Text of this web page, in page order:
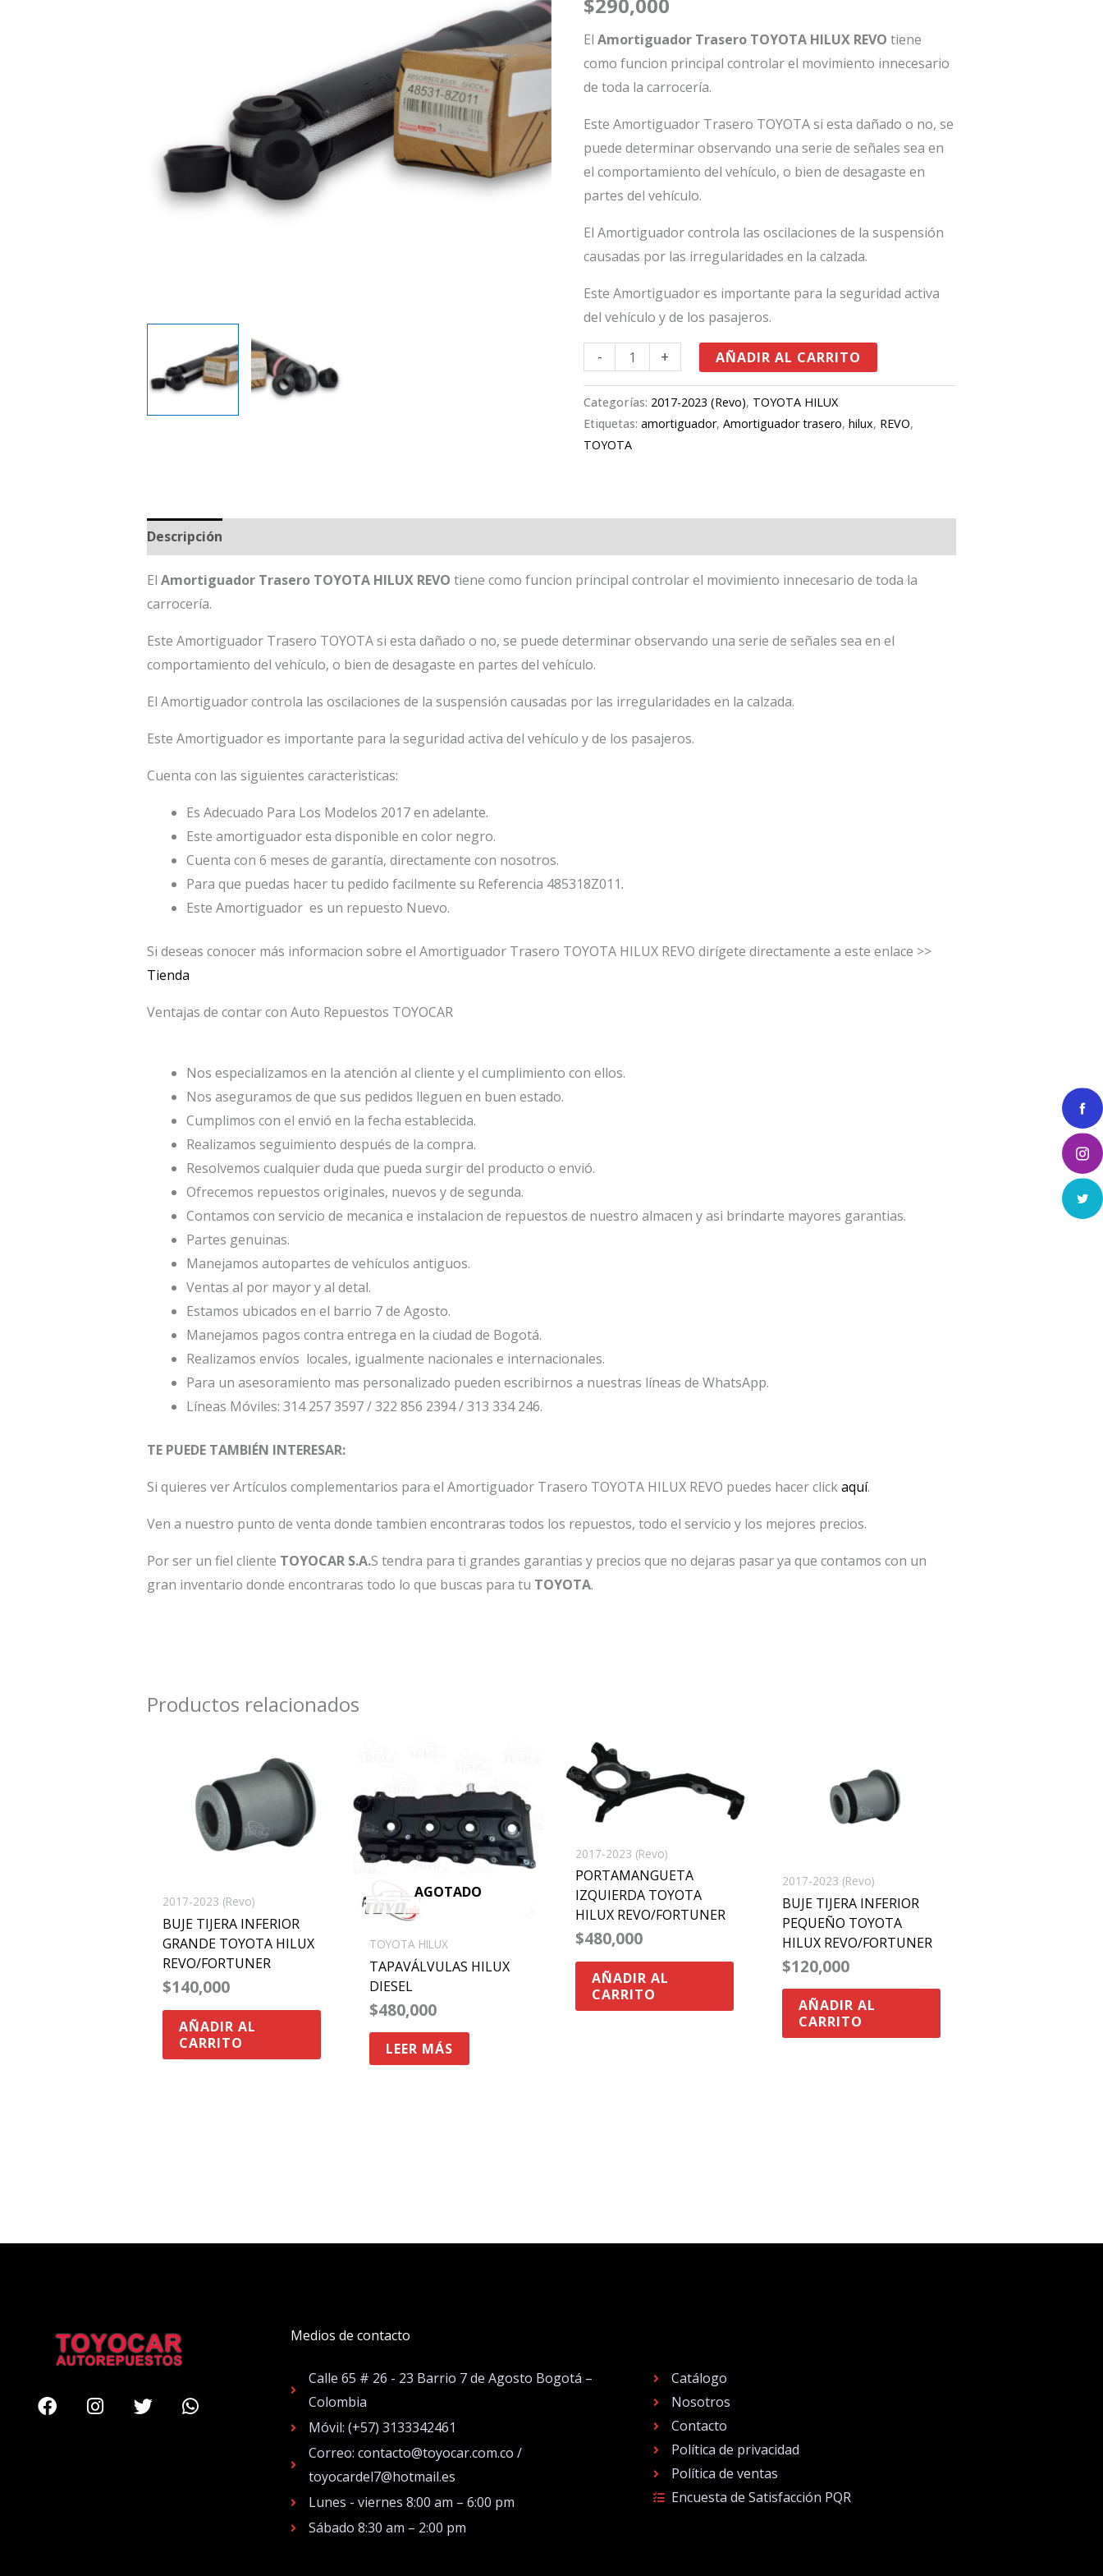
$290,000
ElAmortiguador Trasero TOYOTA HILUX REVO tiene
como funcion principal controlar el movimiento innecesario
de toda la carrocería.
Este Amortiguador Trasero TOYOTA si esta dañado o no, se
puede determinar observando una serie de señales sea en
el comportamiento del vehículo, o bien de desagaste en
partes del vehículo.
El Amortiguador controla las oscilaciones de la suspensión
causadas por las irregularidades en la calzada.
Este Amortiguador es importante para la seguridad activa
del vehículo y de los pasajeros.
-
Revo
cantidad
+ AÑADIR AL CARRITO
Categorías: 2017-2023 (Revo), TOYOTA HILUX
Etiquetas:amortiguador,Amortiguador trasero,hilux, REVO,
TOYOTA
Descripción
El Amortiguador Trasero TOYOTA HILUX REVO tiene como funcion principal controlar el movimiento innecesario de toda la
carrocería.
Este Amortiguador Trasero TOYOTA si esta dañado o no, se puede determinar observando una serie de señales sea en el
comportamiento del vehículo, o bien de desagaste en partes del vehículo.
El Amortiguador controla las oscilaciones de la suspensión causadas por las irregularidades en la calzada.
Este Amortiguador es importante para la seguridad activa del vehículo y de los pasajeros.
Cuenta con las siguientes caracteristicas:
Es Adecuado Para Los Modelos 2017 en adelante.
Este amortiguador esta disponible en color negro.
Cuenta con 6 meses de garantía, directamente con nosotros.
Para que puedas hacer tu pedido facilmente su Referencia 485318Z011.
Este Amortiguador es un repuesto Nuevo.
Si deseas conocer más informacion sobre el Amortiguador Trasero TOYOTA HILUX REVO dirígete directamente a este enlace >>
Tienda
Ventajas de contar con Auto Repuestos TOYOCAR
Nos especializamos en la atención al cliente y el cumplimiento con ellos.
Nos aseguramos de que sus pedidos lleguen en buen estado.
Cumplimos con el envió en la fecha establecida.
Realizamos seguimiento después de la compra.
Resolvemos cualquier duda que pueda surgir del producto o envió.
Ofrecemos repuestos originales, nuevos y de segunda.
Contamos con servicio de mecanica e instalacion de repuestos de nuestro almacen y asi brindarte mayores garantias.
Partes genuinas.
Manejamos autopartes de vehículos antiguos.
Ventas al por mayor y al detal.
Estamos ubicados en el barrio 7 de Agosto.
Manejamos pagos contra entrega en la ciudad de Bogotá.
Realizamos envíos locales, igualmente nacionales e internacionales.
Para un asesoramiento mas personalizado pueden escribirnos a nuestras líneas de WhatsApp.
Líneas Móviles: 314 257 3597 / 322 856 2394 / 313 334 246.
TE PUEDE TAMBIÉN INTERESAR:
Si quieres ver Artículos complementarios para el Amortiguador Trasero TOYOTA HILUX REVO puedes hacer clickaquí.
Ven a nuestro punto de venta donde tambien encontraras todos los repuestos, todo el servicio y los mejores precios.
Por ser un fiel cliente TOYOCAR S.A.S tendra para ti grandes garantias y precios que no dejaras pasar ya que contamos con un
gran inventario donde encontraras todo lo que buscas para tu TOYOTA.
Productos relacionados
2017-2023 (Revo)
BUJE TIJERA INFERIOR
GRANDE TOYOTA HILUX
REVO/FORTUNER
$140,000
AÑADIR AL
CARRITO
AGOTADO
TOYOTA HILUX
TAPAVÁLVULAS HILUX
DIESEL
$480,000
LEER MÁS
2017-2023 (Revo)
PORTAMANGUETA
IZQUIERDA TOYOTA
HILUX REVO/FORTUNER
$480,000
AÑADIR AL
CARRITO
2017-2023 (Revo)
BUJE TIJERA INFERIOR
PEQUEÑO TOYOTA
HILUX REVO/FORTUNER
$120,000
AÑADIR AL
CARRITO
FacebookInstagram
TwitterWhatsapp
Medios de contacto
Calle 65 # 26 - 23 Barrio 7 de Agosto Bogotá –
Colombia
Móvil: (+57) 3133342461
Correo: contacto@toyocar.com.co /
toyocardel7@hotmail.es
Lunes - viernes 8:00 am – 6:00 pm
Sábado 8:30 am – 2:00 pm
Catálogo
Nosotros
Contacto
Política de privacidad
Política de ventas
Encuesta de Satisfacción PQR